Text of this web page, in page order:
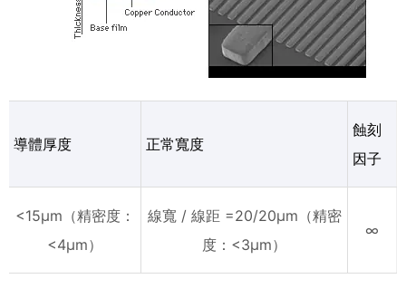
導體厚度 正常寬度
蝕刻
因子
<15μm（精密度：
<4μm）
線寬 / 線距 =20/20μm（精密
度：<3μm）
∞